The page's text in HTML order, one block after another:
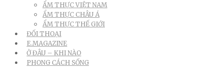
ẨM THỰC VIỆT NAM
ẨM THỰC CHÂU Á
ẨM THỰC THẾ GIỚI
ĐỐI THOẠI
E.MAGAZINE
Ở ĐÂU – KHI NÀO
PHONG CÁCH SỐNG